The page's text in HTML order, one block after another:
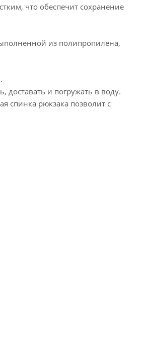
что обеспечит сохранение
из полипропилена,
доставать и погружать в воду.
спинка рюкзака позволит с